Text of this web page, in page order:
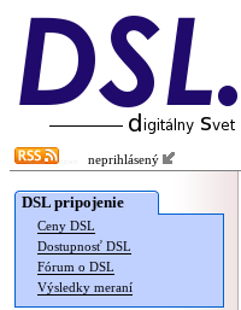
neprihlásený
DSL pripojenie
Ceny DSL
Dostupnosť DSL
Fórum o DSL
Výsledky meraní